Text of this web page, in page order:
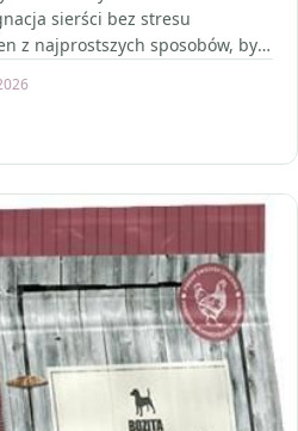
sierści bez stresu
z najprostszych sposobów, by